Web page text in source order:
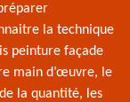
la technique
peinture façade
main d’œuvre, le
la quantité, les